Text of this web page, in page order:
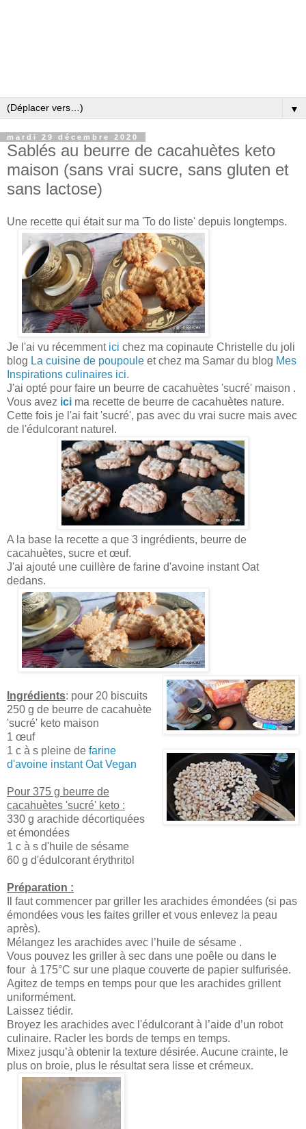
▼
mardi 29 décembre 2020
Sablés au beurre de cacahuètes keto
maison (sans vrai sucre, sans gluten et
sans lactose)
Une recette qui était sur ma 'To do liste' depuis longtemps.
Je l'ai vu récemmentici chez ma copinaute Christelle du joli
blog La cuisine de poupoule et chez ma Samar du blog Mes
Inspirations culinaires ici.
J'ai opté pour faire un beurre de cacahuètes 'sucré' maison .
Vous avez ici ma recette de beurre de cacahuètes nature.
Cette fois je l'ai fait 'sucré', pas avec du vrai sucre mais avec
de l'édulcorant naturel.
A la base la recette a que 3 ingrédients, beurre de
cacahuètes, sucre et œuf.
J'ai ajouté une cuillère de farine d'avoine instant Oat
dedans.
Ingrédients: pour 20 biscuits
250 g de beurre de cacahuète
'sucré' keto maison
1 œuf
1 c à s pleine de farine
d'avoine instant Oat Vegan
Pour 375 g beurre de
cacahuètes 'sucré' keto :
330 g arachide décortiquées
et émondées
1 c à s d'huile de sésame
60 g d'édulcorant érythritol
Préparation :
Il faut commencer par griller les arachides émondées (si pas
émondées vous les faites griller et vous enlevez la peau
après).
Mélangez les arachides avec l’huile de sésame .
Vous pouvez les griller à sec dans une poêle ou dans le
four à 175°C sur une plaque couverte de papier sulfurisée.
Agitez de temps en temps pour que les arachides grillent
uniformément.
Laissez tiédir.
Broyez les arachides avec l'édulcorant à l’aide d’un robot
culinaire. Racler les bords de temps en temps.
Mixez jusqu’à obtenir la texture désirée. Aucune crainte, le
plus on broie, plus le résultat sera lisse et crémeux.